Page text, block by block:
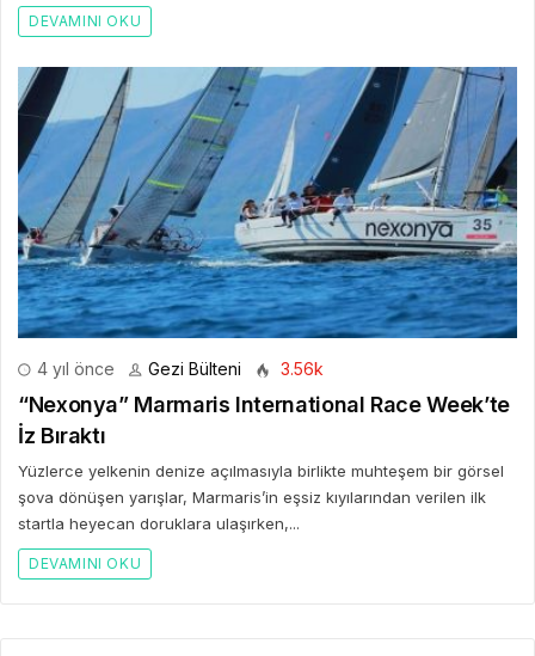
DEVAMINI OKU
4 yıl önce Gezi Bülteni 3.56k
“Nexonya” Marmaris International Race Week’te
İz Bıraktı
Yüzlerce yelkenin denize açılmasıyla birlikte muhteşem bir görsel
şova dönüşen yarışlar, Marmaris’in eşsiz kıyılarından verilen ilk
startla heyecan doruklara ulaşırken,...
DEVAMINI OKU